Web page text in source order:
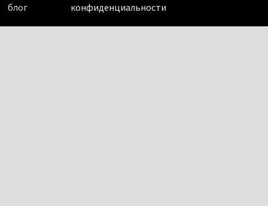
блог
конфиденциальности